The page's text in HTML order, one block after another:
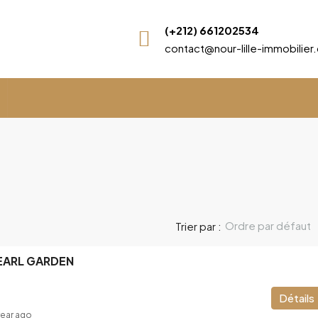
(+212) 661202534
contact@nour-lille-
Trier par : Ordre par défaut
GARDEN
Détails
ago